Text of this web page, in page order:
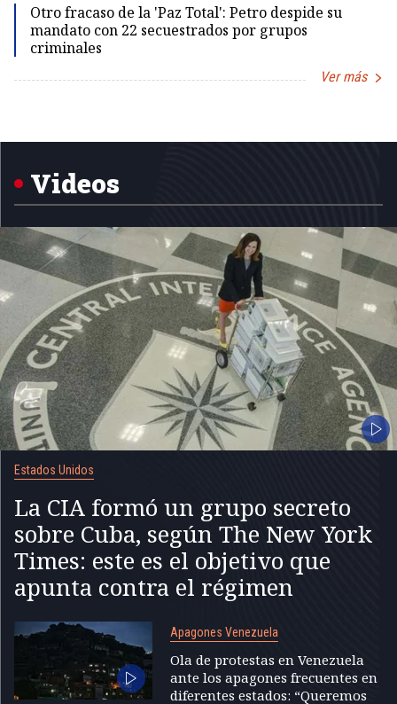
Otro fracaso de la 'Paz Total': Petro despide su
mandato con 22 secuestrados por grupos
criminales
Ver más
5
Videos
Estados Unidos
La CIA formó un grupo secreto
sobre Cuba, según The New York
Times: este es el objetivo que
apunta contra el régimen
Apagones Venezuela
Ola de protestas en Venezuela
ante los apagones frecuentes en
diferentes estados: “Queremos